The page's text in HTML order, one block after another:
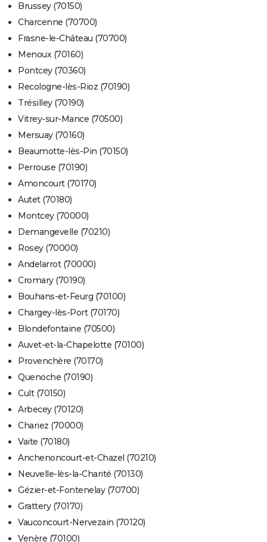
Brussey (70150)
Charcenne (70700)
Frasne-le-Château (70700)
Menoux (70160)
Pontcey (70360)
Recologne-lès-Rioz (70190)
Trésilley (70190)
Vitrey-sur-Mance (70500)
Mersuay (70160)
Beaumotte-lès-Pin (70150)
Perrouse (70190)
Amoncourt (70170)
Autet (70180)
Montcey (70000)
Demangevelle (70210)
Rosey (70000)
Andelarrot (70000)
Cromary (70190)
Bouhans-et-Feurg (70100)
Chargey-lès-Port (70170)
Blondefontaine (70500)
Auvet-et-la-Chapelotte (70100)
Provenchère (70170)
Quenoche (70190)
Cult (70150)
Arbecey (70120)
Chariez (70000)
Vaite (70180)
Anchenoncourt-et-Chazel (70210)
Neuvelle-lès-la-Charité (70130)
Gézier-et-Fontenelay (70700)
Grattery (70170)
Vauconcourt-Nervezain (70120)
Venère (70100)